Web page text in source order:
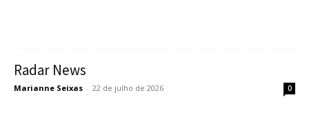
Radar News
Marianne Seixas - 22 de julho de 2026 0